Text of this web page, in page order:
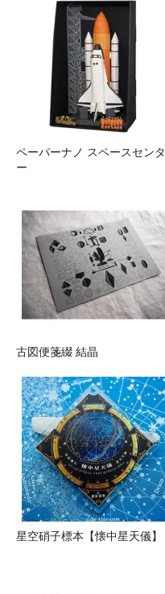
ペーパーナノ スペースセンタ
ー
古図便箋綴 結晶
星空硝子標本【懐中星天儀】